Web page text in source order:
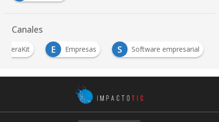
Canales
E Empresas S Software empresarial